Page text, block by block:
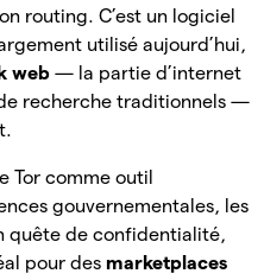
routing. C’est un logiciel
utilisé aujourd’hui,
web — la partie d’internet
recherche traditionnels —
Tor comme outil
gouvernementales, les
quête de confidentialité,
pour des marketplaces